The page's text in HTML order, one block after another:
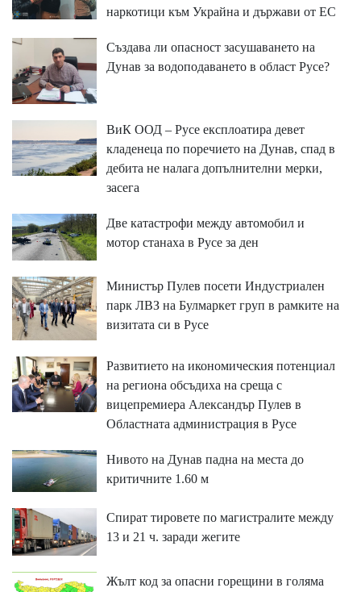
наркотици към Украйна и държави от ЕС
Създава ли опасност засушаването на
Дунав за водоподаването в област Русе?
ВиК ООД – Русе експлоатира девет
кладенеца по поречието на Дунав, спад в
дебита не налага допълнителни мерки,
засега
Две катастрофи между автомобил и
мотор станаха в Русе за ден
Министър Пулев посети Индустриален
парк ЛВЗ на Булмаркет груп в рамките на
визитата си в Русе
Развитието на икономическия потенциал
на региона обсъдиха на среща с
вицепремиера Александър Пулев в
Областната администрация в Русе
Нивото на Дунав падна на места до
критичните 1.60 м
Спират тировете по магистралите между
13 и 21 ч. заради жегите
Жълт код за опасни горещини в голяма